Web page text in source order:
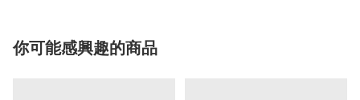
你可能感興趣的商品